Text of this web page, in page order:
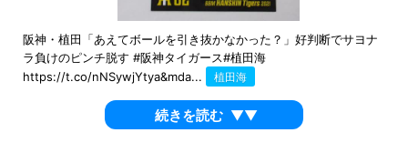
阪神・植田「あえてボールを引き抜かなかった？」好判断でサヨナ
ラ負けのピンチ脱す #阪神タイガース#植田海
https://t.co/nNSywjYtya&mda...
植田海
続きを読む ▼▼